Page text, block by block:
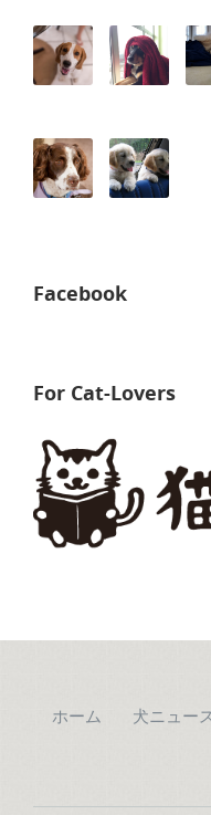
Facebook
For Cat-Lovers
ホーム 犬ニュー